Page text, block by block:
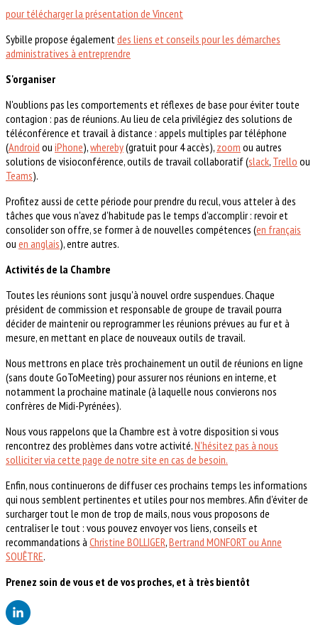
pour télécharger la présentation de Vincent
Sybille propose égalementdes liens et conseils pour les démarches
administratives à entreprendre
S'organiser
N'oublions pas les comportements et réflexes de base pour éviter toute
contagion : pas de réunions. Au lieu de cela privilégiez des solutions de
téléconférence et travail à distance : appels multiples par téléphone
(Android ou iPhone),whereby(gratuit pour 4 accès), zoom ou autres
solutions de visioconférence, outils de travail collaboratif (slack, Trello ou
Teams).
Profitez aussi de cette période pour prendre du recul, vous atteler à des
tâches que vous n'avez d'habitude pas le temps d'accomplir : revoir et
consolider son offre, se former à de nouvelles compétences (en français
ou en anglais), entre autres.
Activités de la Chambre
Toutes les réunions sont jusqu'à nouvel ordre suspendues. Chaque
président de commission et responsable de groupe de travail pourra
décider de maintenir ou reprogrammer les réunions prévues au fur et à
mesure, en mettant en place de nouveaux outils de travail.
Nous mettrons en place très prochainement un outil de réunions en ligne
(sans doute GoToMeeting) pour assurer nos réunions en interne, et
notamment la prochaine matinale (à laquelle nous convierons nos
confrères de Midi-Pyrénées).
Nous vous rappelons que la Chambre est à votre disposition si vous
rencontrez des problèmes dans votre activité.N'hésitez pas à nous
solliciter via cette page de notre site en cas de besoin.
Enfin, nous continuerons de diffuser ces prochains temps les informations
qui nous semblent pertinentes et utiles pour nos membres. Afin d'éviter de
surcharger tout le mon de trop de mails, nous vous proposons de
centraliser le tout : vous pouvez envoyer vos liens, conseils et
recommandations à Christine BOLLIGER,Bertrand MONFORT ou Anne
SOUÊTRE.
Prenez soin de vous et de vos proches, et à très bientôt